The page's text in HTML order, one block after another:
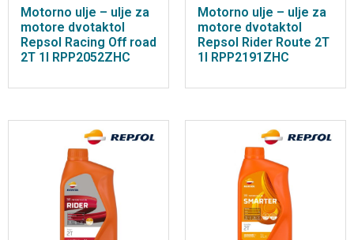
Motorno ulje – ulje za
motore dvotaktol
Repsol Racing Off road
2T 1l RPP2052ZHC
Motorno ulje – ulje za
motore dvotaktol
Repsol Rider Route 2T
1l RPP2191ZHC